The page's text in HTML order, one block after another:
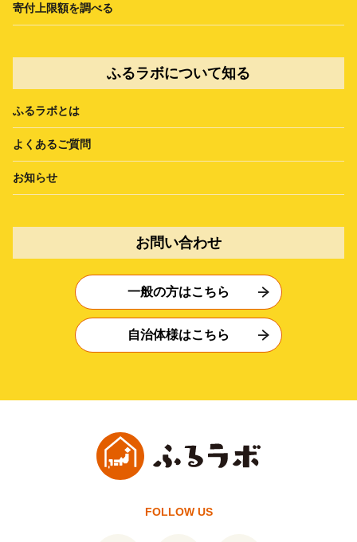
寄付上限額を調べる
ふるラボについて知る
ふるラボとは
よくあるご質問
お知らせ
お問い合わせ
一般の方はこちら
自治体様はこちら
FOLLOW US